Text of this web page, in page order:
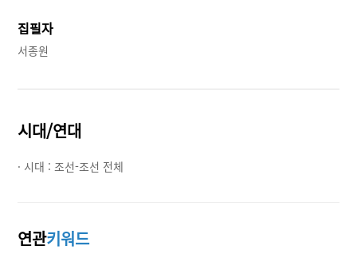
집필자
서종원
시대/연대
· 시대 : 조선-조선 전체
연관키워드